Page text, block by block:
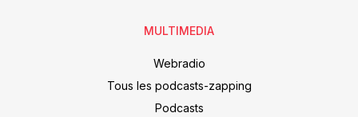
MULTIMEDIA
Webradio
Tous les podcasts-zapping
Podcasts